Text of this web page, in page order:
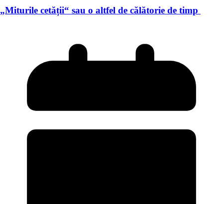
„Miturile cetății“ sau o altfel de călătorie de timp